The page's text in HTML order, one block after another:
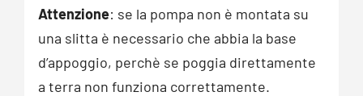
Attenzione: se la pompa non è montata su
una slitta è necessario che abbia la base
d’appoggio, perchè se poggia direttamente
a terra non funziona correttamente.